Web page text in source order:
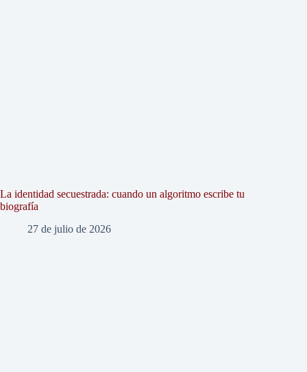
La identidad secuestrada: cuando un algoritmo escribe tu
biografía
27 de julio de 2026